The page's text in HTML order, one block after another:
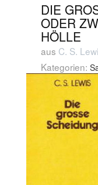
DIE
DER
ÖLLE
aus C. S.
Kategorien: